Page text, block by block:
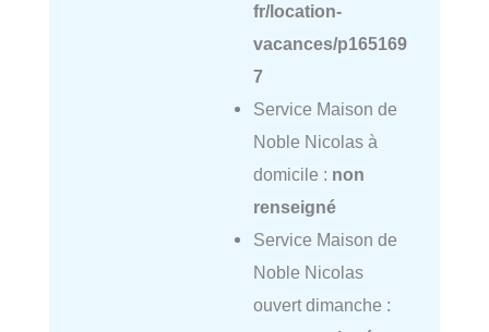
fr/location-
vacances/p165169
7
Service Maison de
Noble Nicolas à
domicile : non
renseigné
Service Maison de
Noble Nicolas
ouvert dimanche :